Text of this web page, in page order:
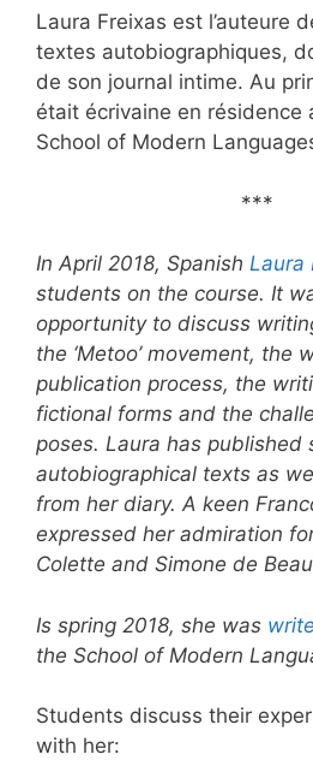
Laura Freixas est l’auteure
textes autobiographiques,
de son journal intime. Au
était écrivaine en résidence
School of Modern
***
In April 2018, Spanish Laura
students on the course. It
opportunity to discuss writing
the ‘Metoo’ movement, the
publication process, the
fictional forms and the
poses. Laura has published
autobiographical texts as
from her diary. A keen
expressed her admiration
Colette and Simone de
Is spring 2018, she was
the School of Modern
Students discuss their
with her: